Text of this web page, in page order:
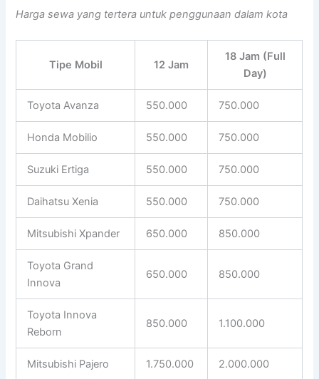
Harga sewa yang tertera untuk penggunaan dalam kota
Tipe Mobil 12 Jam
18 Jam (Full
Day)
Toyota Avanza 550.000 750.000
Honda Mobilio 550.000 750.000
Suzuki Ertiga 550.000 750.000
Daihatsu Xenia 550.000 750.000
Mitsubishi Xpander 650.000 850.000
Toyota Grand
Innova
650.000 850.000
Toyota Innova
Reborn
850.000 1.100.000
Mitsubishi Pajero 1.750.000 2.000.000